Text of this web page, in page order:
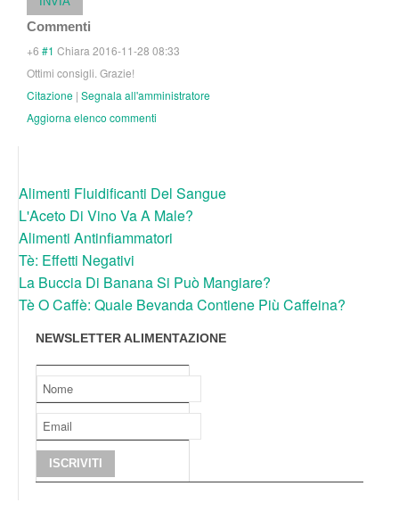
Commenti
+6 #1 Chiara 2016-11-28 08:33
Ottimi consigli. Grazie!
Citazione | Segnala all'amministratore
Aggiorna elenco commenti
Alimenti Fluidificanti Del Sangue
L'Aceto Di Vino Va A Male?
Alimenti Antinfiammatori
Tè: Effetti Negativi
La Buccia Di Banana Si Può Mangiare?
Tè O Caffè: Quale Bevanda Contiene Più Caffeina?
NEWSLETTER ALIMENTAZIONE